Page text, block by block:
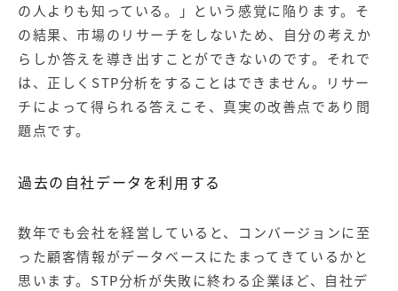
の人よりも知っている。」という感覚に陥ります。そ
の結果、市場のリサーチをしないため、自分の考えか
らしか答えを導き出すことができないのです。それで
は、正しくSTP分析をすることはできません。リサー
チによって得られる答えこそ、真実の改善点であり問
題点です。
過去の自社データを利用する
数年でも会社を経営していると、コンバージョンに至
った顧客情報がデータベースにたまってきているかと
思います。STP分析が失敗に終わる企業ほど、自社デ